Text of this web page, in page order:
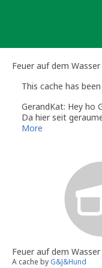
Feuer auf dem
This cache has
GerandKat: Hey ho
Da hier seit
endgültig archivieren.
Katrin und Gerwin
Volunteer Reviewer
Regionale
Tipps & Tricks gibt
More
Feuer auf dem Wasser
A cache by G&J&Hund